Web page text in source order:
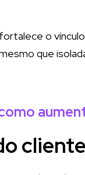
o
que